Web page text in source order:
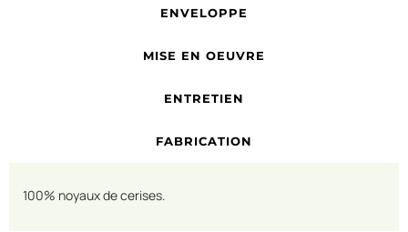
ENVELOPPE
MISE EN OEUVRE
ENTRETIEN
FABRICATION
100% noyaux de cerises.